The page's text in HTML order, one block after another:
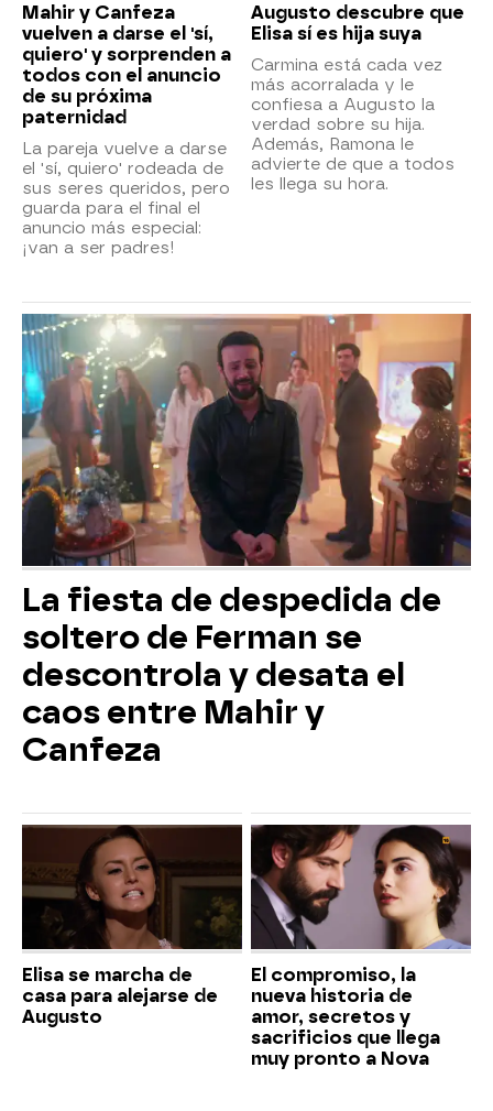
Mahir y Canfeza
vuelven a darse el 'sí,
quiero' y sorprenden a
todos con el anuncio
de su próxima
paternidad
La pareja vuelve a darse
el 'sí, quiero' rodeada de
sus seres queridos, pero
guarda para el final el
anuncio más especial:
¡van a ser padres!
Augusto descubre que
Elisa sí es hija suya
Carmina está cada vez
más acorralada y le
confiesa a Augusto la
verdad sobre su hija.
Además, Ramona le
advierte de que a todos
les llega su hora.
La fiesta de despedida de
soltero de Ferman se
descontrola y desata el
caos entre Mahir y
Canfeza
Elisa se marcha de
casa para alejarse de
Augusto
El compromiso, la
nueva historia de
amor, secretos y
sacrificios que llega
muy pronto a Nova